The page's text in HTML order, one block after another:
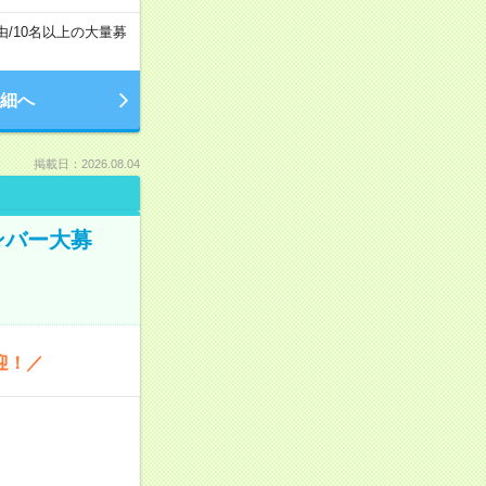
/10名以上の大量募
へ
掲載日：2026.08.04
ー大募
！／